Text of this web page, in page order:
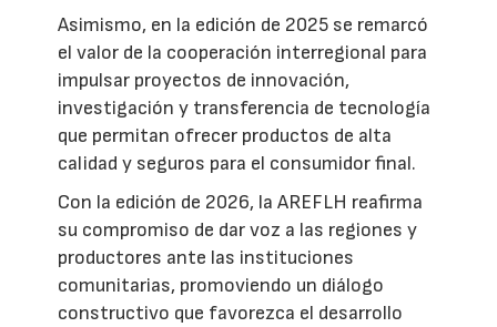
Asimismo, en la edición de 2025 se remarcó
el valor de la cooperación interregional para
impulsar proyectos de innovación,
investigación y transferencia de tecnología
que permitan ofrecer productos de alta
calidad y seguros para el consumidor final.
Con la edición de 2026, la AREFLH reafirma
su compromiso de dar voz a las regiones y
productores ante las instituciones
comunitarias, promoviendo un diálogo
constructivo que favorezca el desarrollo